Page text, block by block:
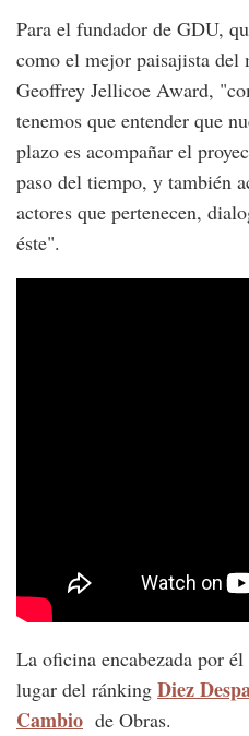
Para el fundador de GDU,
como el mejor paisajista
Geoffrey Jellicoe Award,
tenemos que entender que
plazo es acompañar el
paso del tiempo, y también
actores que pertenecen,
éste".
La oficina encabezada por
lugar del ránking Diez
Cambio de Obras.